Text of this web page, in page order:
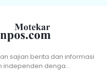
sajian berita dan informasi
independen denga…